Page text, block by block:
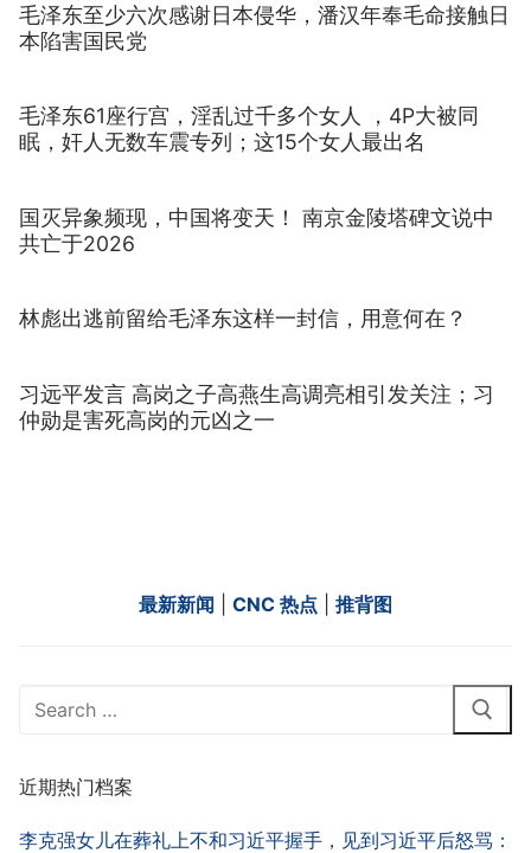
毛泽东至少六次感谢日本侵华，潘汉年奉毛命接触日
本陷害国民党
毛泽东61座行宫，淫乱过千多个女人 ，4P大被同
眠，奸人无数车震专列；这15个女人最出名
国灭异象频现，中国将变天！ 南京金陵塔碑文说中
共亡于2026
林彪出逃前留给毛泽东这样一封信，用意何在？
习远平发言 高岗之子高燕生高调亮相引发关注；习
仲勋是害死高岗的元凶之一
最新新闻 CNC 热点 推背图
Search
近期热门档案
李克强女儿在葬礼上不和习近平握手，见到习近平后怒骂：